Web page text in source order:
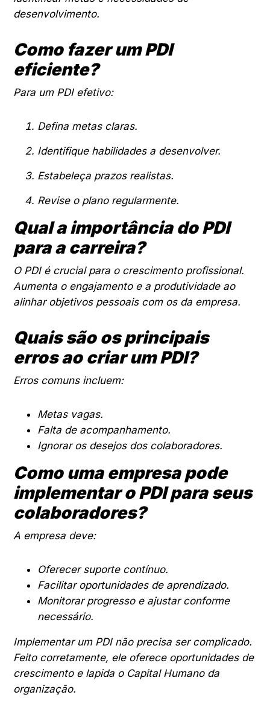
desenvolvimento.
Como fazer um PDI
eficiente?
Para um PDI efetivo:
Defina metas claras.
Identifique habilidades a desenvolver.
Estabeleça prazos realistas.
Revise o plano regularmente.
Qual a importância do PDI
para a carreira?
O PDI é crucial para o crescimento profissional.
Aumenta o engajamento e a produtividade ao
alinhar objetivos pessoais com os da empresa.
Quais são os principais
erros ao criar um PDI?
Erros comuns incluem:
Metas vagas.
Falta de acompanhamento.
Ignorar os desejos dos colaboradores.
Como uma empresa pode
implementar o PDI para seus
colaboradores?
A empresa deve:
Oferecer suporte contínuo.
Facilitar oportunidades de aprendizado.
Monitorar progresso e ajustar conforme
necessário.
Implementar um PDI não precisa ser complicado.
Feito corretamente, ele oferece oportunidades de
crescimento e lapida o Capital Humano da
organização.